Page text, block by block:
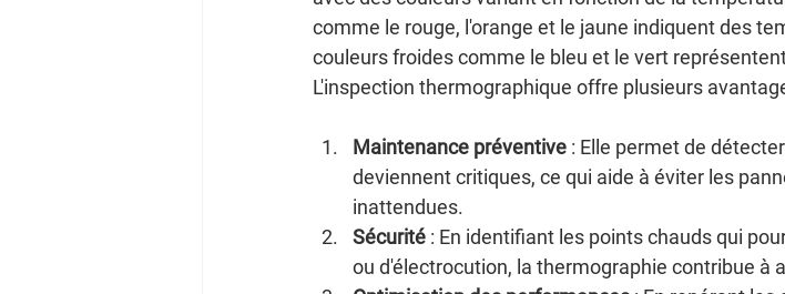
comme le rouge, l'orange et le jaune indiquent des
couleurs froides comme le bleu et le vert
L'inspection thermographique offre plusieurs
Maintenance préventive : Elle permet de
deviennent critiques, ce qui aide à éviter les
inattendues.
Sécurité : En identifiant les points chauds qui
ou d'électrocution, la thermographie contribue à